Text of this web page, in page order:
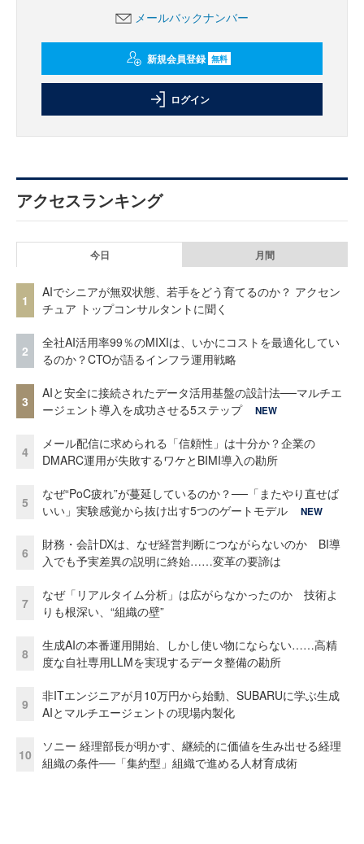
メールバックナンバー
新規会員登録 無料
ログイン
アクセスランキング
今日 月間
1
AIでシニアが無双状態、若手をどう育てるのか？ アクセン
チュア トップコンサルタントに聞く
2
全社AI活用率99％のMIXIは、いかにコストを最適化してい
るのか？CTOが語るインフラ運用戦略
3
AIと安全に接続されたデータ活用基盤の設計法──マルチエ
ージェント導入を成功させる5ステップ
NEW
4
メール配信に求められる「信頼性」は十分か？企業の
DMARC運用が失敗するワケとBIMI導入の勘所
5
なぜ“PoC疲れ”が蔓延しているのか？──「またやり直せば
いい」実験感覚から抜け出す5つのゲートモデル
NEW
6
財務・会計DXは、なぜ経営判断につながらないのか BI導
入でも予実差異の説明に終始……変革の要諦は
7
なぜ「リアルタイム分析」は広がらなかったのか 技術よ
りも根深い、“組織の壁”
8
生成AIの本番運用開始、しかし使い物にならない……高精
度な自社専用LLMを実現するデータ整備の勘所
9
非ITエンジニアが月10万円から始動、SUBARUに学ぶ生成
AIとマルチエージェントの現場内製化
10
ソニー 経理部長が明かす、継続的に価値を生み出せる経理
組織の条件──「集約型」組織で進める人材育成術